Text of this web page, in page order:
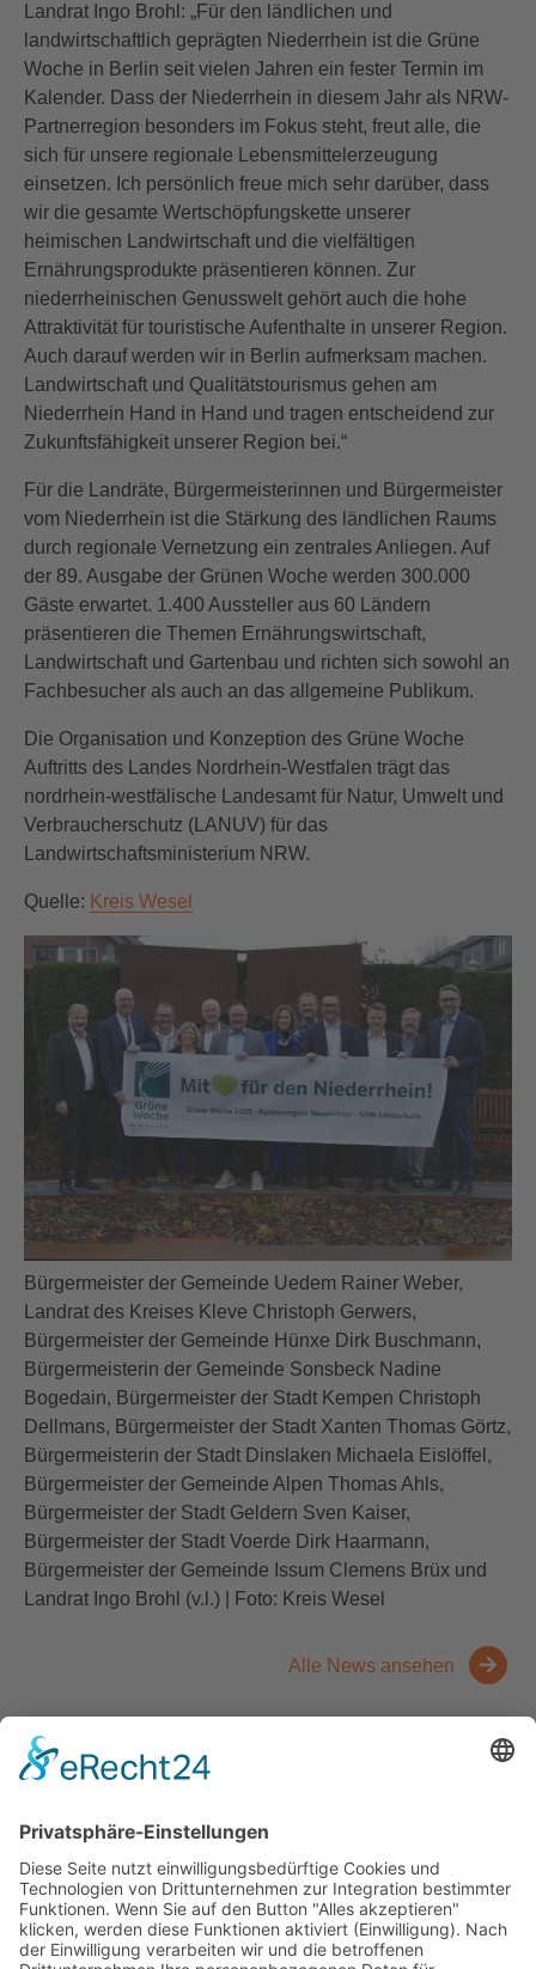
Landrat Ingo Brohl: „Für den ländlichen und
landwirtschaftlich geprägten Niederrhein ist die Grüne
Woche in Berlin seit vielen Jahren ein fester Termin im
Kalender. Dass der Niederrhein in diesem Jahr als NRW-
Partnerregion besonders im Fokus steht, freut alle, die
sich für unsere regionale Lebensmittelerzeugung
einsetzen. Ich persönlich freue mich sehr darüber, dass
wir die gesamte Wertschöpfungskette unserer
heimischen Landwirtschaft und die vielfältigen
Ernährungsprodukte präsentieren können. Zur
niederrheinischen Genusswelt gehört auch die hohe
Attraktivität für touristische Aufenthalte in unserer Region.
Auch darauf werden wir in Berlin aufmerksam machen.
Landwirtschaft und Qualitätstourismus gehen am
Niederrhein Hand in Hand und tragen entscheidend zur
Zukunftsfähigkeit unserer Region bei.“
Für die Landräte, Bürgermeisterinnen und Bürgermeister
vom Niederrhein ist die Stärkung des ländlichen Raums
durch regionale Vernetzung ein zentrales Anliegen. Auf
der 89. Ausgabe der Grünen Woche werden 300.000
Gäste erwartet. 1.400 Aussteller aus 60 Ländern
präsentieren die Themen Ernährungswirtschaft,
Landwirtschaft und Gartenbau und richten sich sowohl an
Fachbesucher als auch an das allgemeine Publikum.
Die Organisation und Konzeption des Grüne Woche
Auftritts des Landes Nordrhein-Westfalen trägt das
nordrhein-westfälische Landesamt für Natur, Umwelt und
Verbraucherschutz (LANUV) für das
Landwirtschaftsministerium NRW.
Quelle: Kreis Wesel
Bürgermeister der Gemeinde Uedem Rainer Weber,
Landrat des Kreises Kleve Christoph Gerwers,
Bürgermeister der Gemeinde Hünxe Dirk Buschmann,
Bürgermeisterin der Gemeinde Sonsbeck Nadine
Bogedain, Bürgermeister der Stadt Kempen Christoph
Dellmans, Bürgermeister der Stadt Xanten Thomas Görtz,
Bürgermeisterin der Stadt Dinslaken Michaela Eislöffel,
Bürgermeister der Gemeinde Alpen Thomas Ahls,
Bürgermeister der Stadt Geldern Sven Kaiser,
Bürgermeister der Stadt Voerde Dirk Haarmann,
Bürgermeister der Gemeinde Issum Clemens Brüx und
Landrat Ingo Brohl (v.l.) | Foto: Kreis Wesel
Alle News ansehen